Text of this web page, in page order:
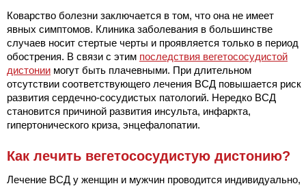
Коварство болезни заключается в том, что она не имеет
явных симптомов. Клиника заболевания в большинстве
случаев носит стертые черты и проявляется только в период
обострения. В связи с этим последствия вегетососудистой
дистонии могут быть плачевными. При длительном
отсутствии соответствующего лечения ВСД повышается риск
развития сердечно-сосудистых патологий. Нередко ВСД
становится причиной развития инсульта, инфаркта,
гипертонического криза, энцефалопатии.
Как лечить вегетососудистую дистонию?
Лечение ВСД у женщин и мужчин проводится индивидуально,